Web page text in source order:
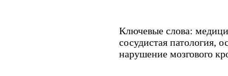
Ключевые слова:
сосудистая патология,
нарушение мозгового